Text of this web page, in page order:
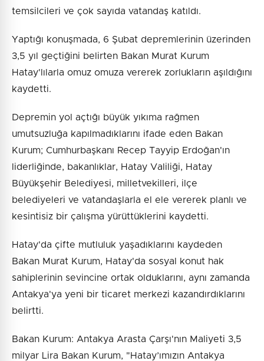
temsilcileri ve çok sayıda vatandaş katıldı.
Yaptığı konuşmada, 6 Şubat depremlerinin üzerinden
3,5 yıl geçtiğini belirten Bakan Murat Kurum
Hatay'lılarla omuz omuza vererek zorlukların aşıldığını
kaydetti.
Depremin yol açtığı büyük yıkıma rağmen
umutsuzluğa kapılmadıklarını ifade eden Bakan
Kurum; Cumhurbaşkanı Recep Tayyip Erdoğan'ın
liderliğinde, bakanlıklar, Hatay Valiliği, Hatay
Büyükşehir Belediyesi, milletvekilleri, ilçe
belediyeleri ve vatandaşlarla el ele vererek planlı ve
kesintisiz bir çalışma yürüttüklerini kaydetti.
Hatay'da çifte mutluluk yaşadıklarını kaydeden
Bakan Murat Kurum, Hatay'da sosyal konut hak
sahiplerinin sevincine ortak olduklarını, aynı zamanda
Antakya'ya yeni bir ticaret merkezi kazandırdıklarını
belirtti.
Bakan Kurum: Antakya Arasta Çarşı'nın Maliyeti 3,5
milyar Lira Bakan Kurum, "Hatay’ımızın Antakya